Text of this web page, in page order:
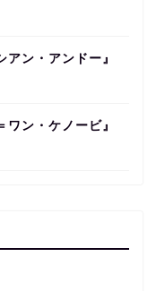
ン・アンドー』
ン・ケノービ』